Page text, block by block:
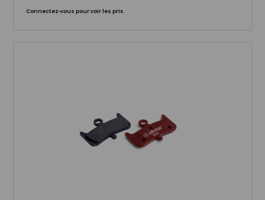
Connectez-vous pour voir les prix.